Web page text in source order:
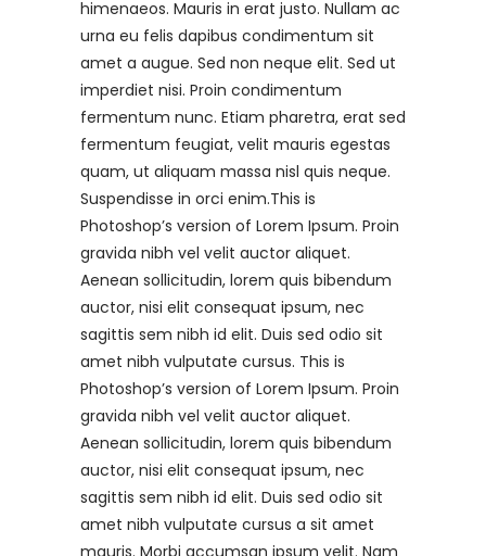
himenaeos. Mauris in erat justo. Nullam ac
urna eu felis dapibus condimentum sit
amet a augue. Sed non neque elit. Sed ut
imperdiet nisi. Proin condimentum
fermentum nunc. Etiam pharetra, erat sed
fermentum feugiat, velit mauris egestas
quam, ut aliquam massa nisl quis neque.
Suspendisse in orci enim.This is
Photoshop’s version of Lorem Ipsum. Proin
gravida nibh vel velit auctor aliquet.
Aenean sollicitudin, lorem quis bibendum
auctor, nisi elit consequat ipsum, nec
sagittis sem nibh id elit. Duis sed odio sit
amet nibh vulputate cursus. This is
Photoshop’s version of Lorem Ipsum. Proin
gravida nibh vel velit auctor aliquet.
Aenean sollicitudin, lorem quis bibendum
auctor, nisi elit consequat ipsum, nec
sagittis sem nibh id elit. Duis sed odio sit
amet nibh vulputate cursus a sit amet
mauris. Morbi accumsan ipsum velit. Nam